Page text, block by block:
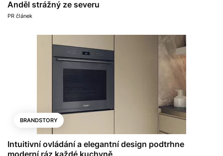
Anděl strážný ze severu
PR článek
BRANDSTORY
Intuitivní ovládání a elegantní design podtrhne
moderní ráz každé kuchyně